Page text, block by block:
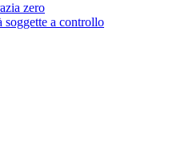
zero
soggette a controllo